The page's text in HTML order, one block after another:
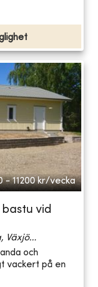
- 11200 kr/vecka
vid
Växjö...
och
vackert på en